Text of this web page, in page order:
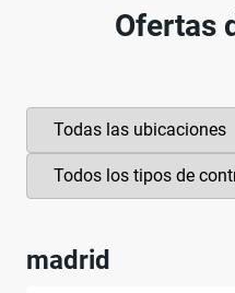
Ofertas
madrid